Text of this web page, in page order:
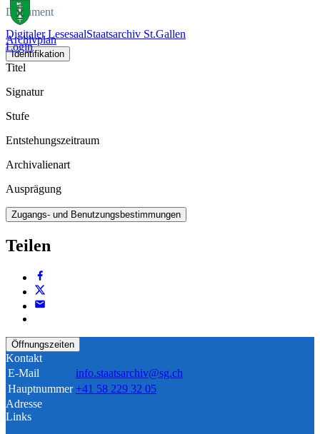
Digitaler LesesaalStaatsarchiv St.Gallen
Login
Dokument
Archivplan
Identifikation
Titel
Signatur
Stufe
Entstehungszeitraum
Archivalienart
Ausprägung
Zugangs- und Benutzungsbestimmungen
Teilen
Öffnungszeiten
Kontakt
E-Mail
info.staatsarchiv@sg.ch
Hauptnummer +41 58 229 32 05
Adresse
Links